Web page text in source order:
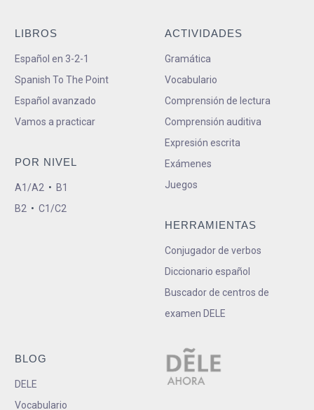
LIBROS
Español en 3-2-1
Spanish To The Point
Español avanzado
Vamos a practicar
POR NIVEL
A1/A2 • B1
B2 • C1/C2
ACTIVIDADES
Gramática
Vocabulario
Comprensión de lectura
Comprensión auditiva
Expresión escrita
Exámenes
Juegos
HERRAMIENTAS
Conjugador de verbos
Diccionario español
Buscador de centros de
examen DELE
BLOG
DELE
Vocabulario